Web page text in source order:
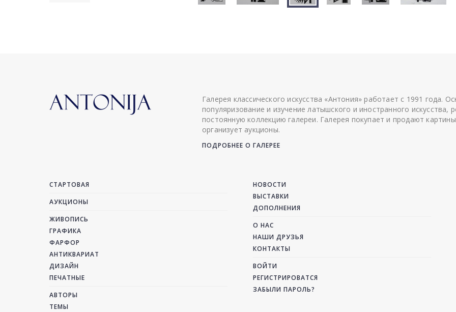
Галерея классического искусства «Антония» работает с 1991 года.
популяризование и изучение латышского и иностранного искусства,
постоянную коллекцию галереи. Галерея покупает и продают
организует аукционы.
ПОДРОБНЕЕ О ГАЛЕРЕЕ
СТАРТОВАЯ
АУКЦИОНЫ
ЖИВОПИСЬ
ГРАФИКА
ФАРФОР
АНТИКВАРИАТ
ДИЗАЙН
ПЕЧАТНЫЕ
АВТОРЫ
ТЕМЫ
НОВОСТИ
ВЫСТАВКИ
ДОПОЛНЕНИЯ
О НАС
НАШИ ДРУЗЬЯ
КОНТАКТЫ
ВОЙТИ
РЕГИСТРИРОВАТСЯ
ЗАБЫЛИ ПАРОЛЬ?